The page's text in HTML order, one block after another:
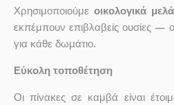
Χρησιμοποιούμεοικολογικά
εκπέμπουν επιβλαβείς ουσίες —
για κάθε δωμάτιο.
Εύκολη τοποθέτηση
Οι πίνακες σε καμβά είναι